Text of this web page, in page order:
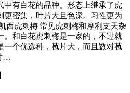
中有白花的品种。形态上继承了虎
更密集，叶片大且色深。习性更为
西虎刺梅 常见虎刺梅和摩利支天杂
。和白花虎刺梅是一家的，不过就
一个优选种，苞片大，而且数对苞
…